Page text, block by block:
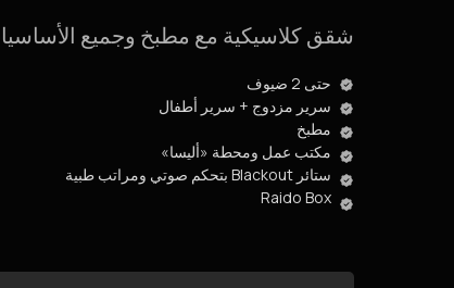
شقق كلاسيكية مع مطبخ وجميع
حتى 2 ضيوف
سرير مزدوج + سرير أطفال
مطبخ
مكتب عمل ومحطة «أليسا»
ستائر Blackout بتحكم صوتي ومراتب طبية
Raido Box